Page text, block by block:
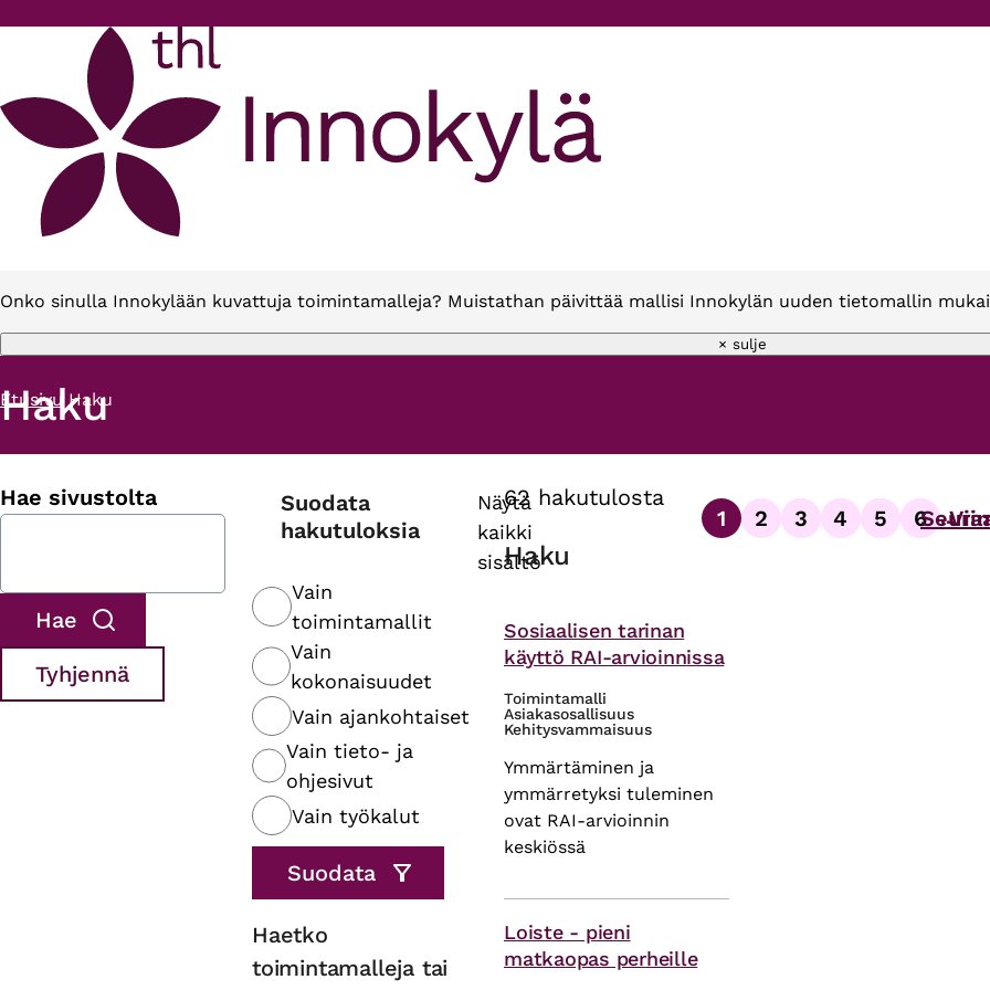
Onko sinulla Innokylään kuvattuja toimintamalleja? Muistathan päivittää mallisi Innokylän uuden tietomallin
× sulje
Murupolku
Etusivu Haku
Haku
Hae sivustolta
Suodata
hakutuloksia
Näytä
kaikki
sisältö
Vain
toimintamallit
Vain
kokonaisuudet
Vain ajankohtaiset
Vain tieto- ja
ohjesivut
Vain työkalut
Haetko
toimintamalleja tai
62 hakutulosta
Haku
Sosiaalisen tarinan
käyttö RAI-arvioinnissa
Toimintamalli
Asiakasosallisuus
Kehitysvammaisuus
Ymmärtäminen ja
ymmärretyksi tuleminen
ovat RAI-arvioinnin
keskiössä
Loiste - pieni
matkaopas perheille
Sivutus
Sivu
1
Sivu
2
Sivu
3
Sivu
4
Sivu
5
Sivu
6 …